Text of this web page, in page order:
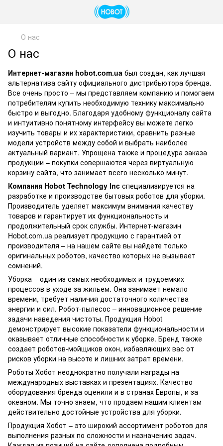
О нас
О нас
Интернет-магазин hobot.com.ua был создан, как лучшая
альтернатива сайту официального дистрибьютора бренда.
Все очень просто – мы представляем компанию и помогаем
потребителям купить необходимую технику максимально
быстро и выгодно. Благодаря удобному функционалу сайта
и интуитивно понятному интерфейсу вы можете легко
изучить товары и их характеристики, сравнить разные
модели устройств между собой и выбрать наиболее
актуальный вариант. Упрощена также и процедура заказа
продукции – покупки совершаются через виртуальную
корзину сайта, что занимает всего несколько минут.
Компания Hobot Technology Inc специализируется на
разработке и производстве бытовых роботов для уборки.
Производитель уделяет максимум внимания качеству
товаров и гарантирует их функциональность и
продолжительный срок службы. Интернет-магазин
Hobot.com.ua реализует продукцию с гарантией от
производителя – на нашем сайте вы найдете только
оригинальных роботов, качество которых не вызывает
сомнений.
Уборка – один из самых необходимых и трудоемких
процессов в уходе за жильем. Она занимает немало
времени, требует наличия достаточного количества
энергии и сил. Робот-пылесос – инновационное решение
задачи наведения чистоты. Продукция Hobot
демонстрирует высокие показатели функциональности и
оказывает отличные способности к уборке. Бренд также
создает роботов-мойщиков окон, избавляющих вас от
рисков уборки на высоте и лишних затрат времени.
Роботы Хобот неоднократно получали награды на
международных выставках и презентациях. Качество
оборудования бренда оценили и в странах Европы, и за
океаном. Мы точно знаем, что продаем нашим клиентам
действительно достойные устройства для уборки.
Продукция Хобот – это широкий ассортимент роботов для
выполнения разных по сложности и назначению задач.